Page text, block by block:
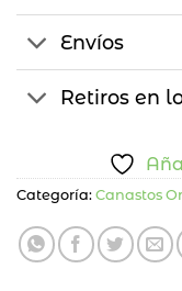
Envíos
Retiros en
Categoría: Canastos